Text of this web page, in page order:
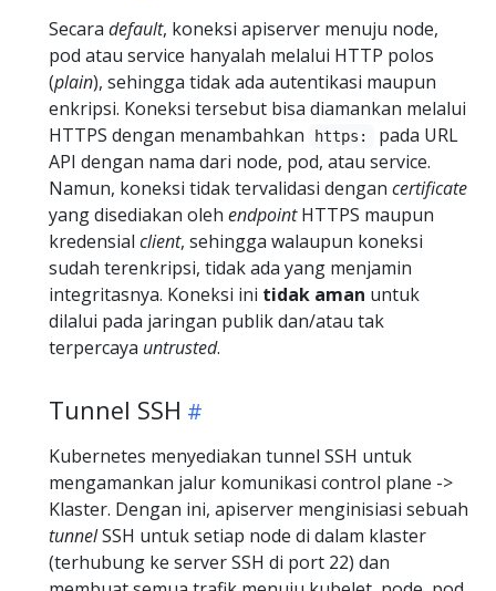
Secara default, koneksi apiserver menuju node,
pod atau service hanyalah melalui HTTP polos
(plain), sehingga tidak ada autentikasi maupun
enkripsi. Koneksi tersebut bisa diamankan melalui
HTTPS dengan menambahkan
https:
pada URL
API dengan nama dari node, pod, atau service.
Namun, koneksi tidak tervalidasi dengan certificate
yang disediakan oleh endpointHTTPS maupun
kredensial client, sehingga walaupun koneksi
sudah terenkripsi, tidak ada yang menjamin
integritasnya. Koneksi ini tidak aman untuk
dilalui pada jaringan publik dan/atau tak
terpercaya untrusted.
Tunnel SSH
Kubernetes menyediakan tunnel SSH untuk
mengamankan jalur komunikasi control plane ->
Klaster. Dengan ini, apiserver menginisiasi sebuah
tunnelSSH untuk setiap node di dalam klaster
(terhubung ke server SSH di port 22) dan